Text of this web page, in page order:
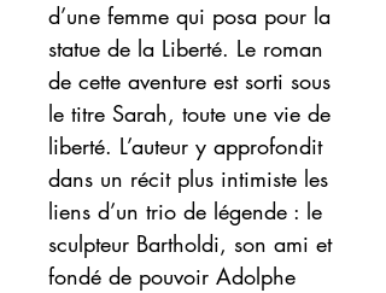
d’une femme qui posa pour la
statue de la Liberté. Le roman
de cette aventure est sorti sous
le titre Sarah, toute une vie de
liberté. L’auteur y approfondit
dans un récit plus intimiste les
liens d’un trio de légende : le
sculpteur Bartholdi, son ami et
fondé de pouvoir Adolphe